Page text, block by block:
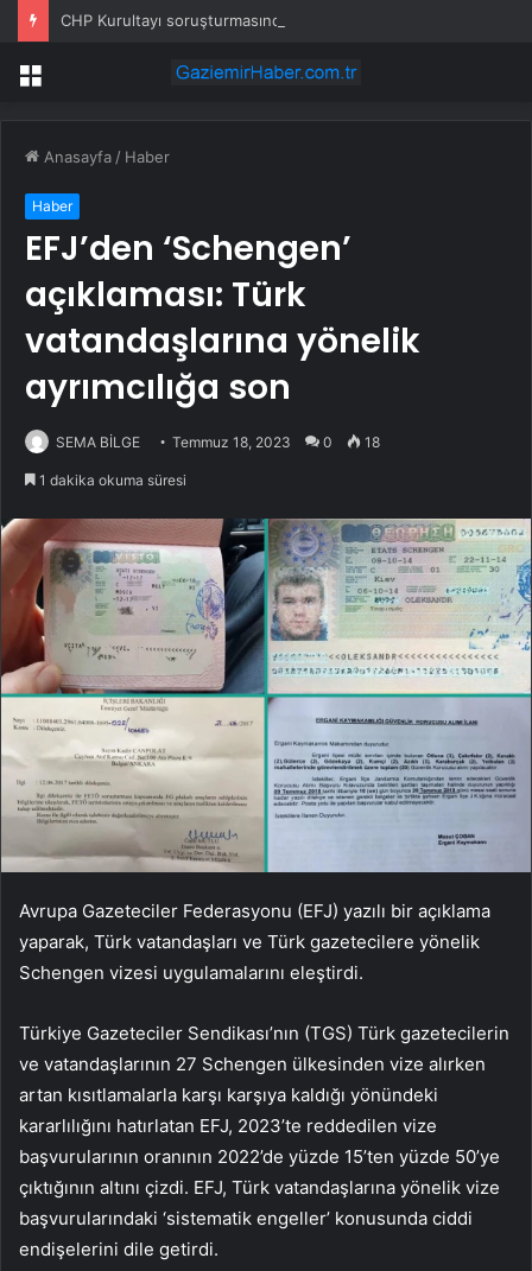
Menü
Anasayfa / Haber
Haber
EFJ’den ‘Schengen’
açıklaması: Türk
vatandaşlarına yönelik
ayrımcılığa son
SEMA BİLGE Temmuz 18, 2023 0 18
1 dakika okuma süresi
Avrupa Gazeteciler Federasyonu (EFJ) yazılı bir açıklama
yaparak, Türk vatandaşları ve Türk gazetecilere yönelik
Schengen vizesi uygulamalarını eleştirdi.
Türkiye Gazeteciler Sendikası’nın (TGS) Türk gazetecilerin
ve vatandaşlarının 27 Schengen ülkesinden vize alırken
artan kısıtlamalarla karşı karşıya kaldığı yönündeki
kararlılığını hatırlatan EFJ, 2023’te reddedilen vize
başvurularının oranının 2022’de yüzde 15’ten yüzde 50’ye
çıktığının altını çizdi. EFJ, Türk vatandaşlarına yönelik vize
başvurularındaki ‘sistematik engeller’ konusunda ciddi
endişelerini dile getirdi.